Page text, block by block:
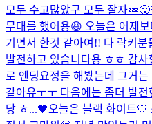
모두 수고많았구 모두 잘자
무대를 했어용😆 오늘은 어제
기면서 한것 같아여!! 다 락키
발전하고 있습니다용 ㅎㅎ 감사
로 엔딩요정을 해봤는데 그거
같아유ㅜㅜ 다음에는 좀더 발
당 ㅎ...🖤오늘은 블랙 화이트🤍